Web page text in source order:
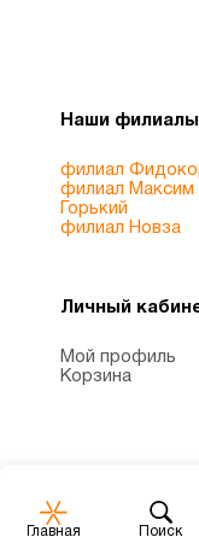
Препараты
Продукты
жир
Главная Поиск
Наши филиалы
филиал
филиал Максим
Горький
филиал Новза
Личный
Мой профиль
Корзина